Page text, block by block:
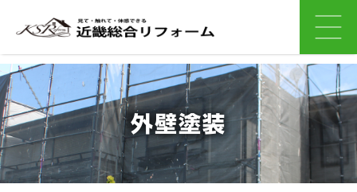
外壁塗装